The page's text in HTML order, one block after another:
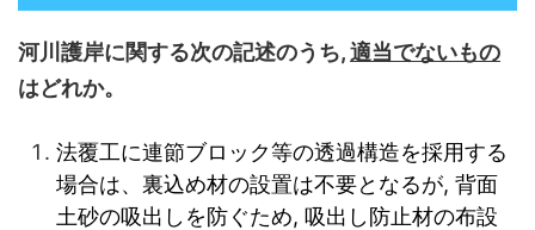
河川護岸に関する次の記述のうち,適当でないもの
はどれか。
法覆工に連節ブロック等の透過構造を採用する
場合は、裏込め材の設置は不要となるが, 背面
土砂の吸出しを防ぐため, 吸出し防止材の布設